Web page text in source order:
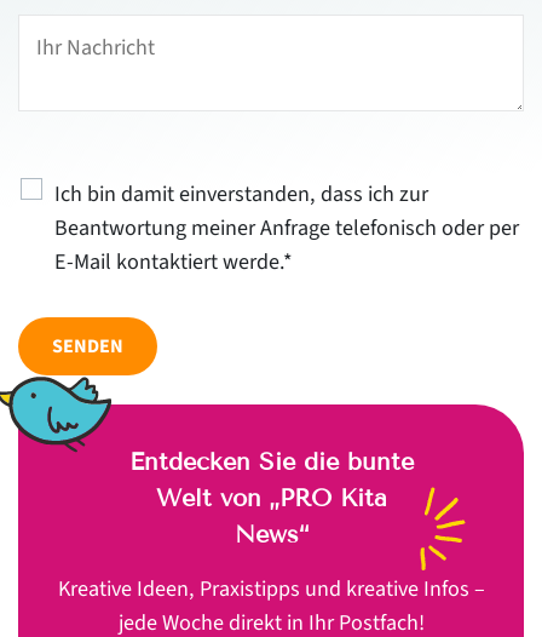
Ich bin damit einverstanden, dass ich zur
Beantwortung meiner Anfrage telefonisch oder per
E-Mail kontaktiert werde.*
SENDEN
Entdecken Sie die bunte
Welt von „PRO Kita
News“
Kreative Ideen, Praxistipps und kreative Infos –
jede Woche direkt in Ihr Postfach!